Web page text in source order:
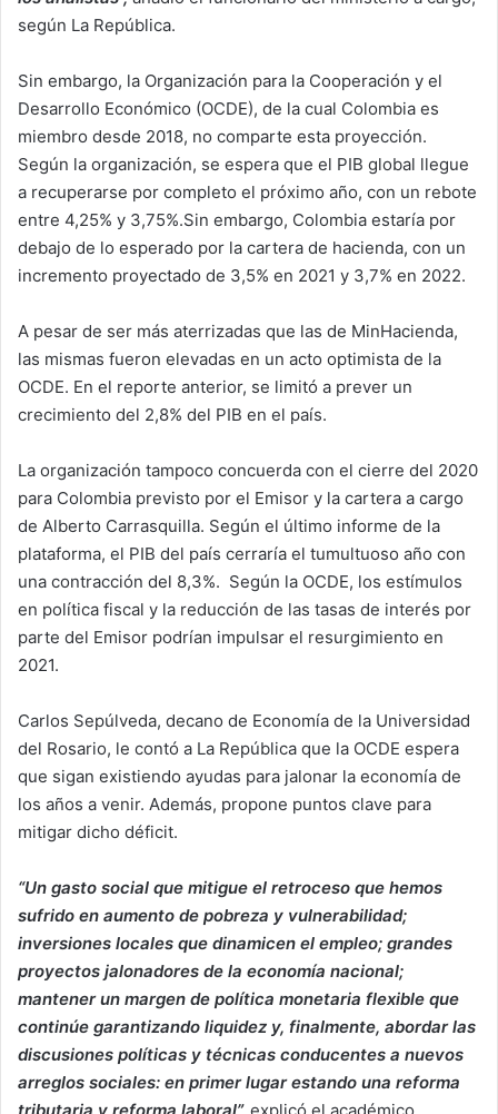
según La República.
Sin embargo, la Organización para la Cooperación y el
Desarrollo Económico (OCDE), de la cual Colombia es
miembro desde 2018, no comparte esta proyección.
Según la organización, se espera que el PIB global llegue
a recuperarse por completo el próximo año, con un rebote
entre 4,25% y 3,75%.Sin embargo, Colombia estaría por
debajo de lo esperado por la cartera de hacienda, con un
incremento proyectado de 3,5% en 2021 y 3,7% en 2022.
A pesar de ser más aterrizadas que las de MinHacienda,
las mismas fueron elevadas en un acto optimista de la
OCDE. En el reporte anterior, se limitó a prever un
crecimiento del 2,8% del PIB en el país.
La organización tampoco concuerda con el cierre del 2020
para Colombia previsto por el Emisor y la cartera a cargo
de Alberto Carrasquilla. Según el último informe de la
plataforma, el PIB del país cerraría el tumultuoso año con
una contracción del 8,3%. Según la OCDE, los estímulos
en política fiscal y la reducción de las tasas de interés por
parte del Emisor podrían impulsar el resurgimiento en
2021.
Carlos Sepúlveda, decano de Economía de la Universidad
del Rosario, le contó a La República que la OCDE espera
que sigan existiendo ayudas para jalonar la economía de
los años a venir. Además, propone puntos clave para
mitigar dicho déficit.
“Un gasto social que mitigue el retroceso que hemos
sufrido en aumento de pobreza y vulnerabilidad;
inversiones locales que dinamicen el empleo; grandes
proyectos jalonadores de la economía nacional;
mantener un margen de política monetaria flexible que
continúe garantizando liquidez y, finalmente, abordar las
discusiones políticas y técnicas conducentes a nuevos
arreglos sociales: en primer lugar estando una reforma